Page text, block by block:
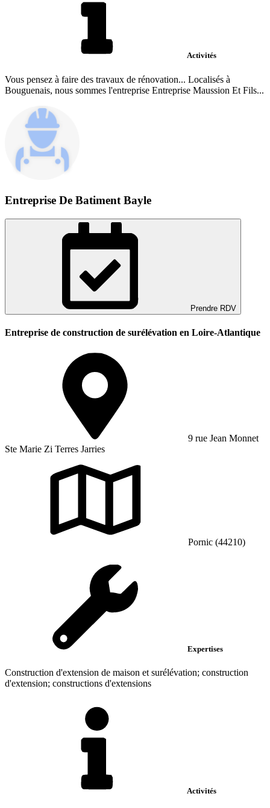
Activités
Vous pensez à faire des travaux de rénovation... Localisés à
Bouguenais, nous sommes l'entreprise Entreprise Maussion Et Fils...
Entreprise De Batiment Bayle
Prendre RDV
Entreprise de construction de surélévation en Loire-Atlantique
9 rue Jean Monnet
Ste Marie Zi Terres Jarries
Pornic (44210)
Expertises
Construction d'extension de maison et surélévation; construction
d'extension; constructions d'extensions
Activités